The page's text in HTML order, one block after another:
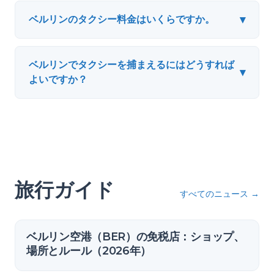
ベルリンのタクシー料金はいくらですか。 ▾
ベルリンでタクシーを捕まえるにはどうすれば
よいですか？
▾
旅行ガイド すべてのニュース →
ベルリン空港（BER）の免税店：ショップ、
場所とルール（2026年）